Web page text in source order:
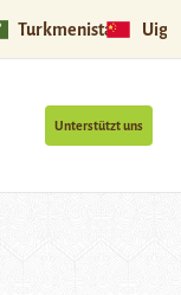
Turkmenistan
Unterstützt uns